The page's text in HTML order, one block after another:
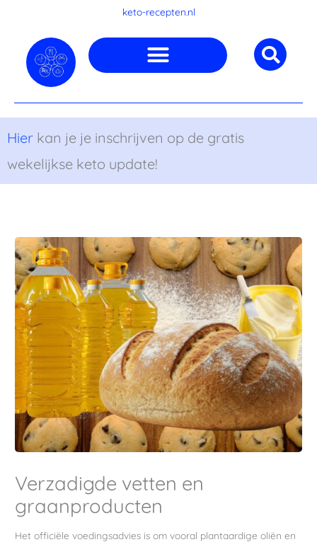
inhoud
keto-recepten.nl
Hier kan je je inschrijven op de gratis
wekelijkse keto update!
Verzadigde vetten en
graanproducten
Het officiële voedingsadvies is om vooral plantaardige oliën en